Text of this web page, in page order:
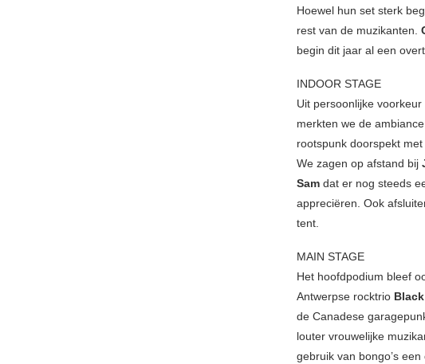
Hoewel hun set sterk
rest van de muzikanten.
begin dit jaar al een
INDOOR STAGE
Uit persoonlijke
merkten we de
rootspunk doorspekt
We zagen op afstand bij
Sam dat er nog steeds
appreciëren. Ook
tent.
MAIN STAGE
Het hoofdpodium bleef
Antwerpse rocktrio
de Canadese
louter vrouwelijke
gebruik van bongo’s